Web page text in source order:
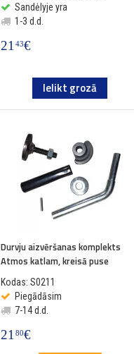
Sandėlyje yra
1-3 d.d.
2143€
Ielikt grozā
Durvju aizvēršanas komplekts
Atmos katlam, kreisā puse
Kodas: S0211
Piegādāsim
7-14 d.d.
2180€